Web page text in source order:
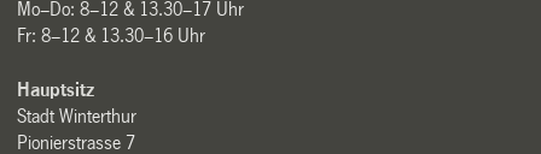
Mo–Do: 8–12 & 13.30–17 Uhr
Fr: 8–12 & 13.30–16 Uhr
Hauptsitz
Stadt Winterthur
Pionierstrasse 7